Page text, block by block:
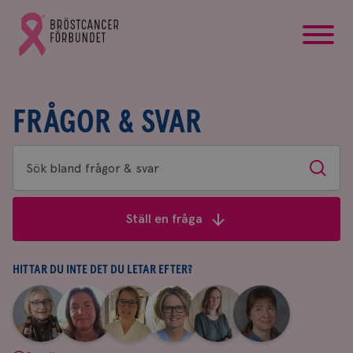
Gå
till
Bröstcancerförbundets
FRÅGOR & SVAR
Sök
bland
&
svar
Sök
Ställ en fråga
HITTAR DU INTE DET DU LETAR EFTER?
Aina
Johnsson
|
Anne
Andersson
Fredrika
Killander
|
Jeanette
Bäcklund
|
Maria
Edegran
|
Yvette
Andersson